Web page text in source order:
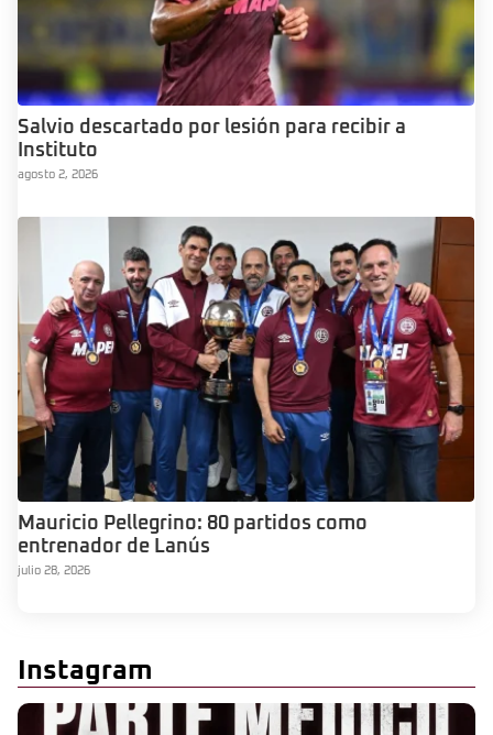
Salvio descartado por lesión para recibir a
Instituto
agosto 2, 2026
Mauricio Pellegrino: 80 partidos como
entrenador de Lanús
julio 28, 2026
Instagram